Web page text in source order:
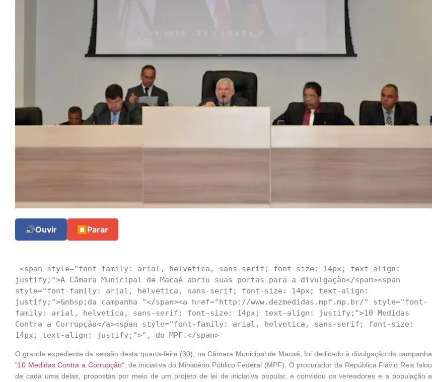
🔊Ouvir ⏹ Parar
justify;">A Câmara Municipal de Macaé abriu suas portas para a divulgação</span><span
style="font-family: arial, helvetica, sans-serif; font-size: 14px; text-align:
justify;">&nbsp;da campanha "</span><a href="http://www.dezmedidas.mpf.mp.br/" style="font-
family: arial, helvetica, sans-serif; font-size: 14px; text-align: justify;">10 Medidas
Contra a Corrupção</a><span style="font-family: arial, helvetica, sans-serif; font-size:
O grande expediente da sessão desta quarta-feira (30), na Câmara Municipal de Macaé, foi dedicado à divulgação da campanha
“10 Medidas Contra a Corrupção“, de iniciativa do Ministério Público Federal (MPF). O procurador da República Flávio Reis falou
de cada uma delas, propostas por meio de um projeto de lei de iniciativa popular, e convidou os vereadores e a população a